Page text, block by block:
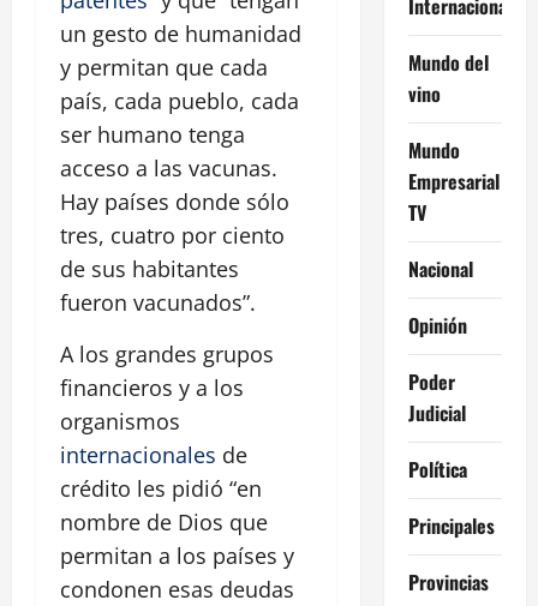
un gesto de humanidad
y permitan que cada
país, cada pueblo, cada
ser humano tenga
acceso a las vacunas.
Hay países donde sólo
tres, cuatro por ciento
de sus habitantes
fueron vacunados”.
A los grandes grupos
financieros y a los
organismos
internacionales de
crédito les pidió “en
nombre de Dios que
permitan a los países y
condonen esas deudas
Mundo del
vino
Mundo
Empresarial
TV
Nacional
Opinión
Poder
Judicial
Política
Principales
Provincias